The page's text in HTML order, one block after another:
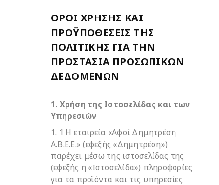
ΟΡΟΙ ΧΡΗΣΗΣ ΚΑΙ
ΠΡΟΫΠΟΘΕΣΕΙΣ ΤΗΣ
ΠΟΛΙΤΙΚΗΣ ΓΙΑ ΤΗΝ
ΠΡΟΣΤΑΣΙΑ ΠΡΟΣΩΠΙΚΩΝ
ΔΕΔΟΜΕΝΩΝ
1. Χρήση της Ιστοσελίδας και των
Υπηρεσιών
1. 1 Η εταιρεία «Αφοί Δημητρέση
Α.Β.Ε.Ε.» (εφεξής «Δημητρέση»)
παρέχει μέσω της ιστοσελίδας της
(εφεξής η «Ιστοσελίδα») πληροφορίες
για τα προϊόντα και τις υπηρεσίες